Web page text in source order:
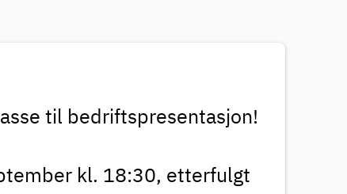
til bedriftspresentasjon!
kl. 18:30, etterfulgt